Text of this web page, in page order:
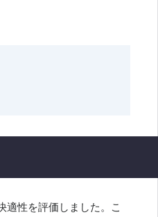
適性を評価しました。こ